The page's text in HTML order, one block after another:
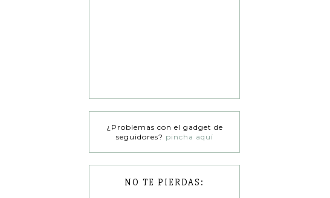
¿Problemas con el gadget de
seguidores? pincha aquí
NO TE PIERDAS: